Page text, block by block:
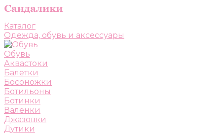
Каталог
Одежда, обувь и аксессуары
Обувь
Аквастоки
Балетки
Босоножки
Ботильоны
Ботинки
Валенки
Джазовки
Дутики